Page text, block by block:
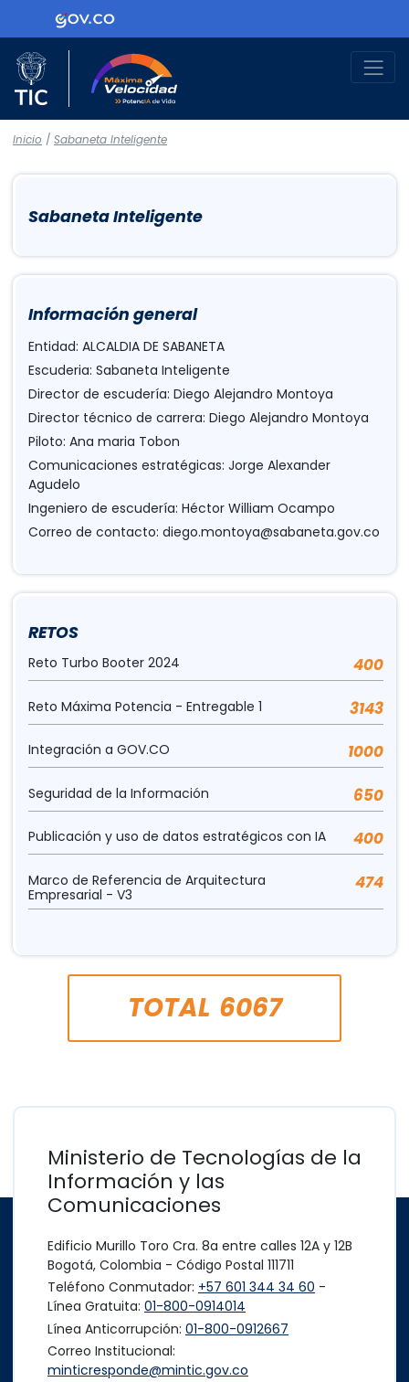
Logo Gobierno de Colombia
Logo del Ministerio TIC
Inicio / Sabaneta Inteligente
Sabaneta Inteligente
Información general
Entidad: ALCALDIA DE SABANETA
Escuderia: Sabaneta Inteligente
Director de escudería: Diego Alejandro Montoya
Director técnico de carrera: Diego Alejandro Montoya
Piloto: Ana maria Tobon
Comunicaciones estratégicas: Jorge Alexander
Agudelo
Ingeniero de escudería: Héctor William Ocampo
Correo de contacto: diego.montoya@sabaneta.gov.co
RETOS
Reto Turbo Booter 2024 400
Reto Máxima Potencia - Entregable 1 3143
Integración a GOV.CO 1000
Seguridad de la Información 650
Publicación y uso de datos estratégicos con IA 400
Marco de Referencia de Arquitectura
Empresarial - V3
474
TOTAL 6067
Ministerio de Tecnologías de la
Información y las
Comunicaciones
Edificio Murillo Toro Cra. 8a entre calles 12A y 12B
Bogotá, Colombia - Código Postal 111711
Teléfono Conmutador: +57 601 344 34 60 -
Línea Gratuita: 01-800-0914014
Línea Anticorrupción: 01-800-0912667
Correo Institucional:
minticresponde@mintic.gov.co